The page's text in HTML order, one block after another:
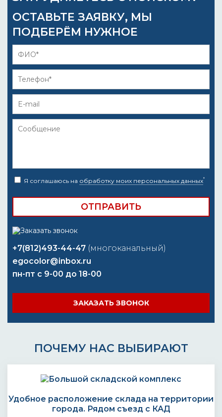
ОСТАВЬТЕ ЗАЯВКУ, МЫ
ПОДБЕРЁМ НУЖНОЕ
Я соглашаюсь на обработку моих персональных данных*
+7(812)493-44-47 (многоканальный)
egocolor@inbox.ru
пн-пт с 9-00 до 18-00
ЗАКАЗАТЬ ЗВОНОК
ПОЧЕМУ НАС ВЫБИРАЮТ
Удобное расположение склада на территории
города. Рядом съезд с КАД